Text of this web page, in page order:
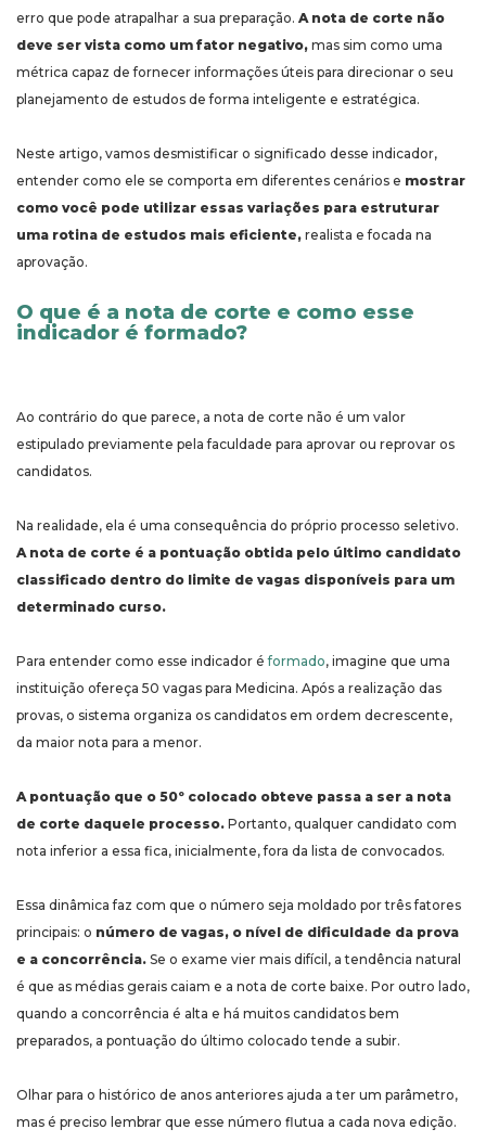
erro que pode atrapalhar a sua preparação. A nota de corte não
deve ser vista como um fator negativo, mas sim como uma
métrica capaz de fornecer informações úteis para direcionar o seu
planejamento de estudos de forma inteligente e estratégica.
Neste artigo, vamos desmistificar o significado desse indicador,
entender como ele se comporta em diferentes cenários e mostrar
como você pode utilizar essas variações para estruturar
uma rotina de estudos mais eficiente, realista e focada na
aprovação.
O que é a nota de corte e como esse
indicador é formado?
Ao contrário do que parece, a nota de corte não é um valor
estipulado previamente pela faculdade para aprovar ou reprovar os
candidatos.
Na realidade, ela é uma consequência do próprio processo seletivo.
A nota de corte é a pontuação obtida pelo último candidato
classificado dentro do limite de vagas disponíveis para um
determinado curso.
Para entender como esse indicador éformado, imagine que uma
instituição ofereça 50 vagas para Medicina. Após a realização das
provas, o sistema organiza os candidatos em ordem decrescente,
da maior nota para a menor.
A pontuação que o 50º colocado obteve passa a ser a nota
de corte daquele processo. Portanto, qualquer candidato com
nota inferior a essa fica, inicialmente, fora da lista de convocados.
Essa dinâmica faz com que o número seja moldado por três fatores
principais: o número de vagas, o nível de dificuldade da prova
e a concorrência. Se o exame vier mais difícil, a tendência natural
é que as médias gerais caiam e a nota de corte baixe. Por outro lado,
quando a concorrência é alta e há muitos candidatos bem
preparados, a pontuação do último colocado tende a subir.
Olhar para o histórico de anos anteriores ajuda a ter um parâmetro,
mas é preciso lembrar que esse número flutua a cada nova edição.